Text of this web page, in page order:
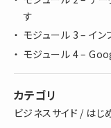
す
モジュール 3 – イン
モジュール 4 –
カテゴリ
ビジネスサイド / はじ